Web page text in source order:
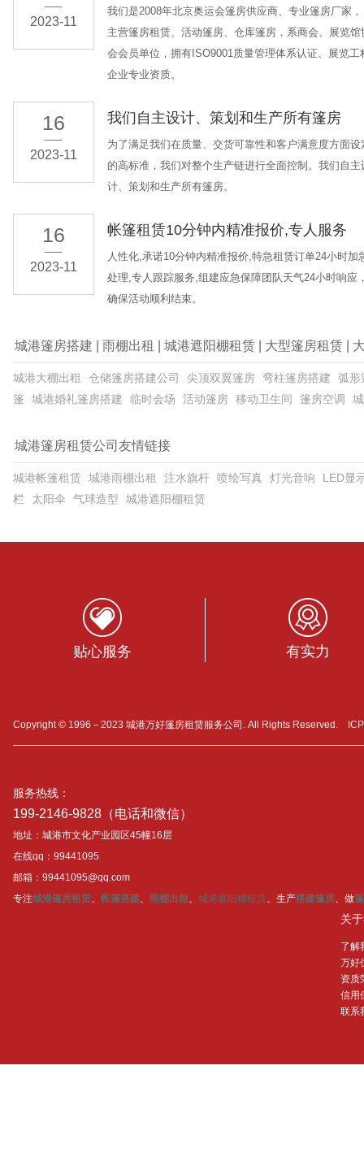
2023-11
我们是2008年北京奥运会篷房供应商、专业篷房厂家，
主营篷房租赁、活动篷房、仓库篷房，系商会、展览馆
会会员单位，拥有ISO9001质量管理体系认证、展览工
企业专业资质。
16
2023-11
我们自主设计、策划和生产所有篷房
为了满足我们在质量、交货可靠性和客户满意度方面设
的高标准，我们对整个生产链进行全面控制。我们自主
计、策划和生产所有篷房。
16
2023-11
帐篷租赁10分钟内精准报价,专人服务
人性化,承诺10分钟内精准报价,特急租赁订单24小时加
处理,专人跟踪服务,组建应急保障团队天气24小时响应
确保活动顺利结束。
城港篷房搭建 雨棚出租 城港遮阳棚租赁| 大型篷房租赁|
城港大棚出租 仓储篷房搭建公司 尖顶双翼篷房 弯柱篷房搭建
弧形
篷
城港婚礼篷房搭建 临时会场 活动篷房 移动卫生间 篷房空调
城港篷房租赁公司友情链接
城港帐篷租赁 城港雨棚出租 注水旗杆 喷绘写真 灯光音响
LED显
栏
太阳伞 气球造型 城港遮阳棚租赁
贴心服务 有实力
Copyright © 1996－2023 城港万好篷房租赁服务公司. All Rights Reserved.
服务热线：
199-2146-9828（电话和微信）
地址：城港市文化产业园区45幢16层
在线qq：99441095
邮箱：99441095@qq.com
专注城港篷房租赁、 帐篷搭建、 雨棚出租 、 城港遮阳棚租赁、生产搭建篷房、做
关
了解
万好
资质
信用
联系